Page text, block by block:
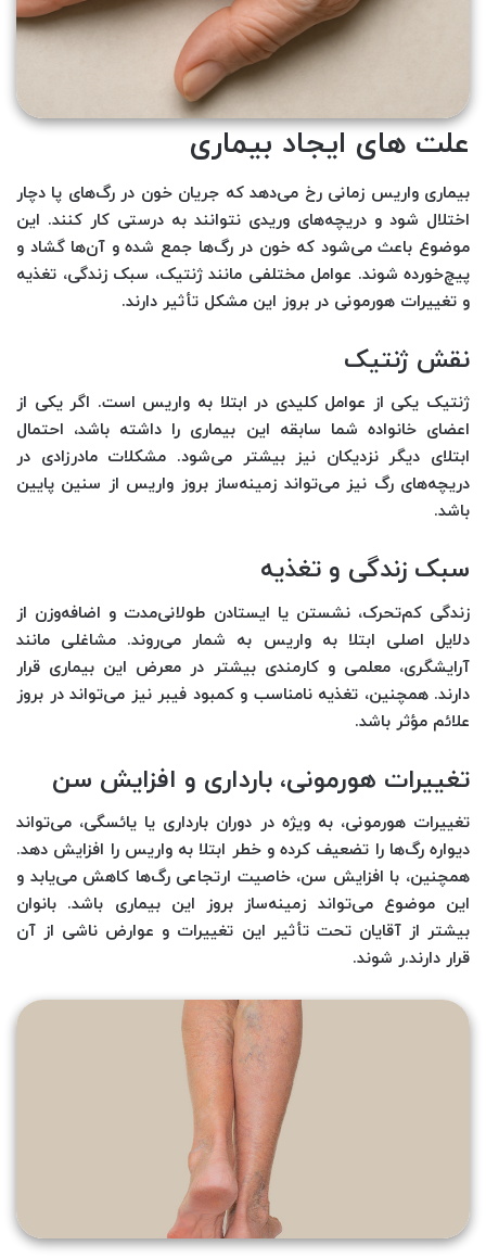
علت های ایجاد بیماری
بیماری واریس زمانی رخ می‌دهد که جریان خون در رگ‌های پا دچار
اختلال شود و دریچه‌های وریدی نتوانند به درستی کار کنند. این
موضوع باعث می‌شود که خون در رگ‌ها جمع شده و آن‌ها گشاد و
پیچ‌خورده شوند. عوامل مختلفی مانند ژنتیک، سبک زندگی، تغذیه
و تغییرات هورمونی در بروز این مشکل تأثیر دارند.
نقش ژنتیک
ژنتیک یکی از عوامل کلیدی در ابتلا به واریس است. اگر یکی از
اعضای خانواده شما سابقه این بیماری را داشته باشد، احتمال
ابتلای دیگر نزدیکان نیز بیشتر می‌شود. مشکلات مادرزادی در
دریچه‌های رگ نیز می‌تواند زمینه‌ساز بروز واریس از سنین پایین
باشد.
سبک زندگی و تغذیه
زندگی کم‌تحرک، نشستن یا ایستادن طولانی‌مدت و اضافه‌وزن از
دلایل اصلی ابتلا به واریس به شمار می‌روند. مشاغلی مانند
آرایشگری، معلمی و کارمندی بیشتر در معرض این بیماری قرار
دارند. همچنین، تغذیه نامناسب و کمبود فیبر نیز می‌تواند در بروز
علائم مؤثر باشد.
تغییرات هورمونی، بارداری و افزایش سن
تغییرات هورمونی، به ویژه در دوران بارداری یا یائسگی، می‌تواند
دیواره رگ‌ها را تضعیف کرده و خطر ابتلا به واریس را افزایش دهد.
همچنین، با افزایش سن، خاصیت ارتجاعی رگ‌ها کاهش می‌یابد و
این موضوع می‌تواند زمینه‌ساز بروز این بیماری باشد. بانوان
بیشتر از آقایان تحت تأثیر این تغییرات و عوارض ناشی از آن
قرار دارند.ر شوند.